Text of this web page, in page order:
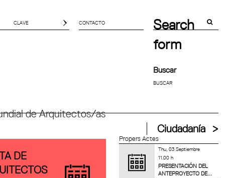
CONTACTO
Search
form
Buscar
de Arquitectos/as
Ciudadanía
Propers Actes
Thu, 03 Septiembre
11.00 h
PRESENTACIÓN DEL
ANTEPROYECTO DE...
DE